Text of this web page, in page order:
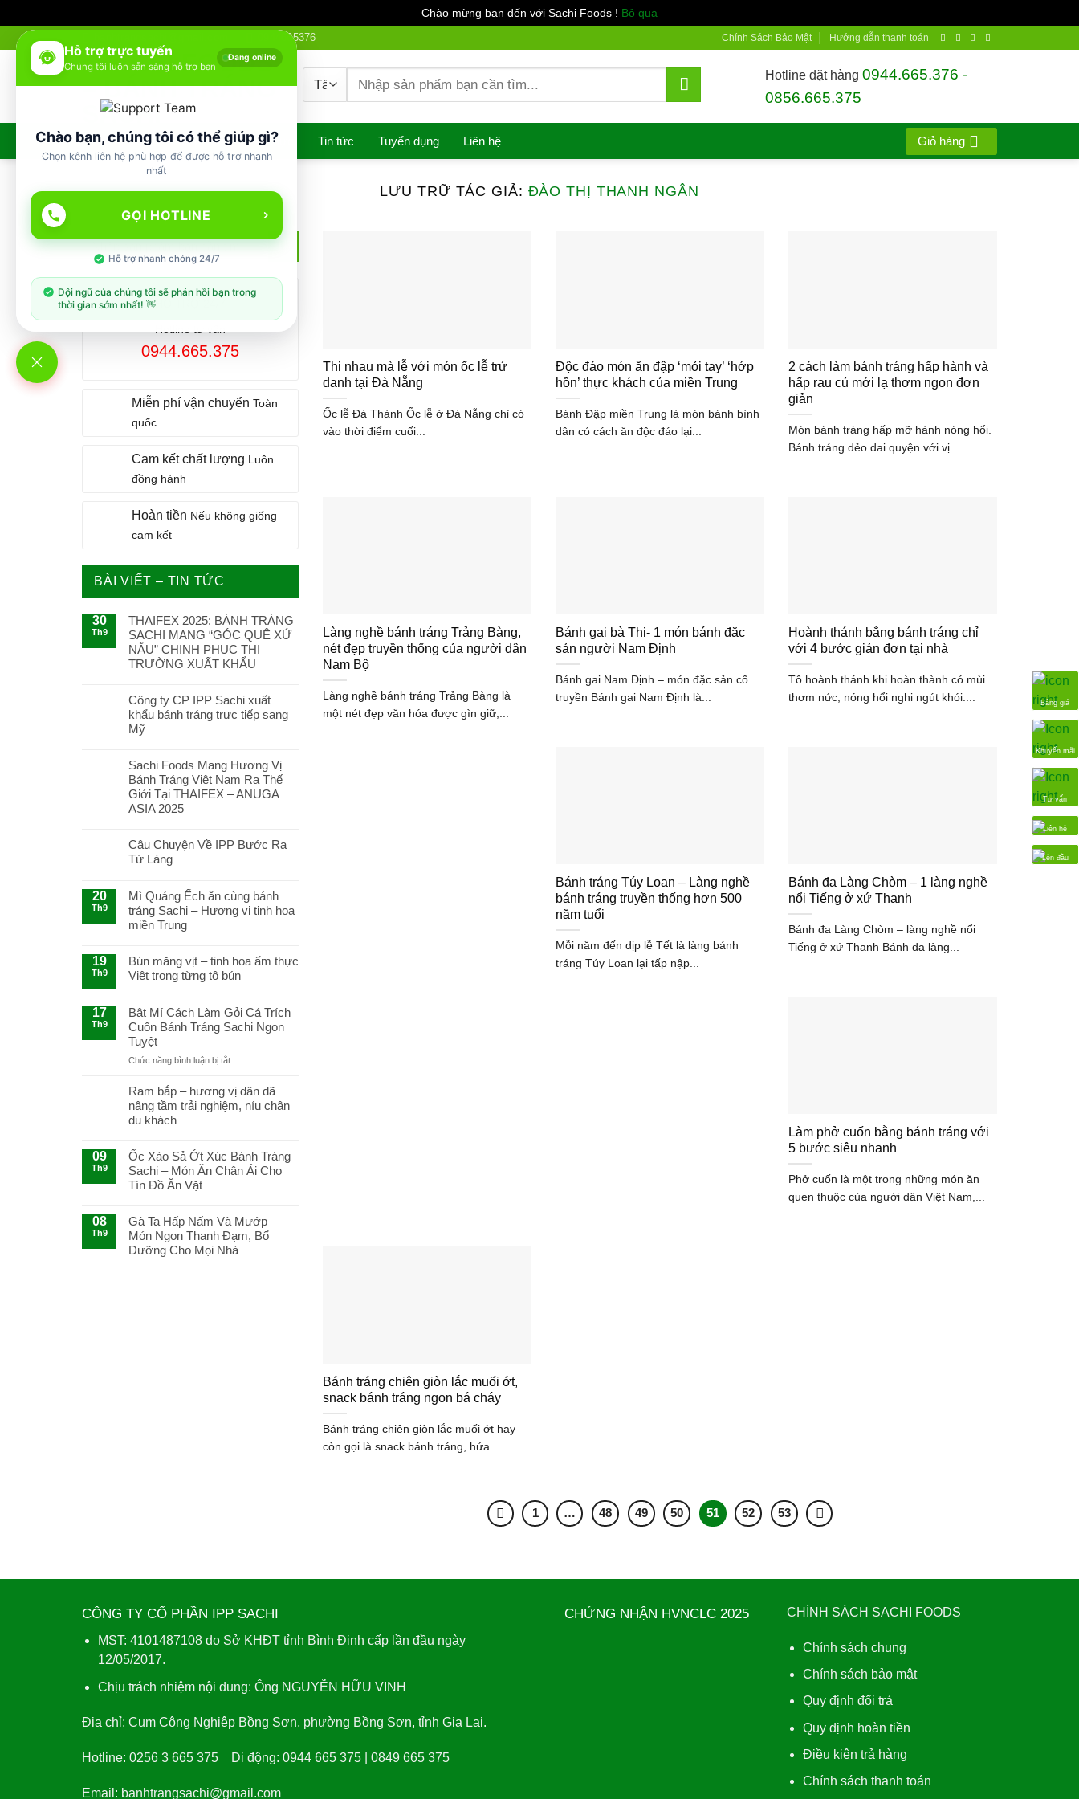
Chào mừng bạn đến với Sachi Foods ! Bỏ qua
qua
0944665376 Chính Sách Bảo Mật Hướng dẫn thanh toán
Tìm
Hotline đặt hàng 0944.665.376 -
0856.665.375
Trang chủ Sản phẩm Ẩm thực Tin tức Tuyển dụng Liên hệ Giỏ hàng
LƯU TRỮ TÁC GIẢ: ĐÀO THỊ THANH NGÂN
HỔ TRỢ 24/7
Hotline tư vấn
0944.665.375
Miễn phí vận chuyển Toàn
quốc
Cam kết chất lượng Luôn
đồng hành
Hoàn tiền Nếu không giống
cam kết
BÀI VIẾT – TIN TỨC
30
Th9
THAIFEX 2025: BÁNH TRÁNG
SACHI MANG “GÓC QUÊ XỨ
NẪU” CHINH PHỤC THỊ
TRƯỜNG XUẤT KHẨU
Công ty CP IPP Sachi xuất
khẩu bánh tráng trực tiếp sang
Mỹ
Sachi Foods Mang Hương Vị
Bánh Tráng Việt Nam Ra Thế
Giới Tại THAIFEX – ANUGA
ASIA 2025
Câu Chuyện Về IPP Bước Ra
Từ Làng
20
Th9
Mì Quảng Ếch ăn cùng bánh
tráng Sachi – Hương vị tinh hoa
miền Trung
19
Th9
Bún măng vịt – tinh hoa ẩm thực
Việt trong từng tô bún
17
Th9
Bật Mí Cách Làm Gỏi Cá Trích
Cuốn Bánh Tráng Sachi Ngon
Tuyệt
Chức năng bình luận bị tắtở
Mí
Cách
Làm
Trích
Cuốn
Ngon
Tuyệt
Ram bắp – hương vị dân dã
nâng tầm trải nghiệm, níu chân
du khách
09
Th9
Ốc Xào Sả Ớt Xúc Bánh Tráng
Sachi – Món Ăn Chân Ái Cho
Tín Đồ Ăn Vặt
08
Th9
Gà Ta Hấp Nấm Và Mướp –
Món Ngon Thanh Đạm, Bổ
Dưỡng Cho Mọi Nhà
Thi nhau mà lễ với món ốc lễ trứ
danh tại Đà Nẵng
Ốc lễ Đà Thành Ốc lễ ở Đà Nẵng chỉ có
vào thời điểm cuối...
Độc đáo món ăn đập ‘mỏi tay’ ‘hớp
hồn’ thực khách của miền Trung
Bánh Đập miền Trung là món bánh bình
dân có cách ăn độc đáo lại...
2 cách làm bánh tráng hấp hành và
hấp rau củ mới lạ thơm ngon đơn
giản
Món bánh tráng hấp mỡ hành nóng hổi.
Bánh tráng dẻo dai quyện với vị...
Làng nghề bánh tráng Trảng Bàng,
nét đẹp truyền thống của người dân
Nam Bộ
Làng nghề bánh tráng Trảng Bàng là
một nét đẹp văn hóa được gìn giữ,...
Bánh gai bà Thi- 1 món bánh đặc
sản người Nam Định
Bánh gai Nam Định – món đặc sản cổ
truyền Bánh gai Nam Định là...
Hoành thánh bằng bánh tráng chỉ
với 4 bước giản đơn tại nhà
Tô hoành thánh khi hoàn thành có mùi
thơm nức, nóng hổi nghi ngút khói....
Bánh tráng Túy Loan – Làng nghề
bánh tráng truyền thống hơn 500
năm tuổi
Mỗi năm đến dịp lễ Tết là làng bánh
tráng Túy Loan lại tấp nập...
Bánh đa Làng Chòm – 1 làng nghề
nổi Tiếng ở xứ Thanh
Bánh đa Làng Chòm – làng nghề nổi
Tiếng ở xứ Thanh Bánh đa làng...
Làm phở cuốn bằng bánh tráng với
5 bước siêu nhanh
Phở cuốn là một trong những món ăn
quen thuộc của người dân Việt Nam,...
Bánh tráng chiên giòn lắc muối ớt,
snack bánh tráng ngon bá cháy
Bánh tráng chiên giòn lắc muối ớt hay
còn gọi là snack bánh tráng, hứa...
1 … 48 49 50 51 52 53
CÔNG TY CỔ PHẦN IPP SACHI
MST: 4101487108 do Sở KHĐT tỉnh Bình Định cấp lần đầu ngày
12/05/2017.
Chịu trách nhiệm nội dung: Ông NGUYỄN HỮU VINH
Địa chỉ: Cụm Công Nghiệp Bồng Sơn, phường Bồng Sơn, tỉnh Gia Lai.
Hotline: 0256 3 665 375 Di động: 0944 665 375 | 0849 665 375
Email: banhtrangsachi@gmail.com
CHỨNG NHẬN HVNCLC 2025 CHÍNH SÁCH SACHI FOODS
Chính sách chung
Chính sách bảo mật
Quy định đổi trả
Quy định hoàn tiền
Điều kiện trả hàng
Chính sách thanh toán
Hỗ trợ trực tuyến
Chúng tôi luôn sẵn sàng hỗ trợ bạn
Đang online
Chào bạn, chúng tôi có thể giúp gì?
Chọn kênh liên hệ phù hợp để được hỗ trợ nhanh
nhất
GỌI HOTLINE
Hỗ trợ nhanh chóng 24/7
Đội ngũ của chúng tôi sẽ phản hồi bạn trong
thời gian sớm nhất! 👋
Bảng giá
Khuyến mãi
Tư vấn
Liên hệ
Lên đầu